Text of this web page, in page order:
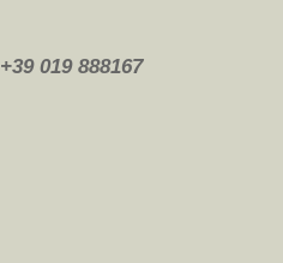
+39 019 888167